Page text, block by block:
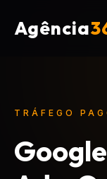
Agência
TRÁFEGO